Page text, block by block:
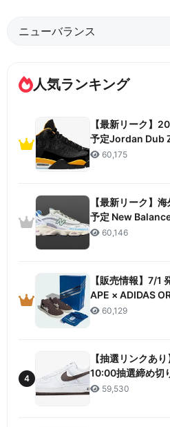
人気ランキング
【最新リーク】
予定Jordan Dub
Taxi”リーク情報ま
60,175
【最新リーク】
予定 New
バランス 1000）
60,146
【販売情報】7/1
APE × ADIDAS
CAMPUS 80S
60,129
4
【抽選リンクあ
10:00抽選締め切
FORCE 1 LOW
59,530